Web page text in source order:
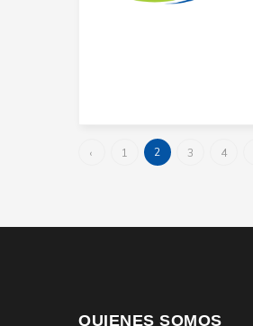
‹ 1 2 3 4
QUIENES SOMOS